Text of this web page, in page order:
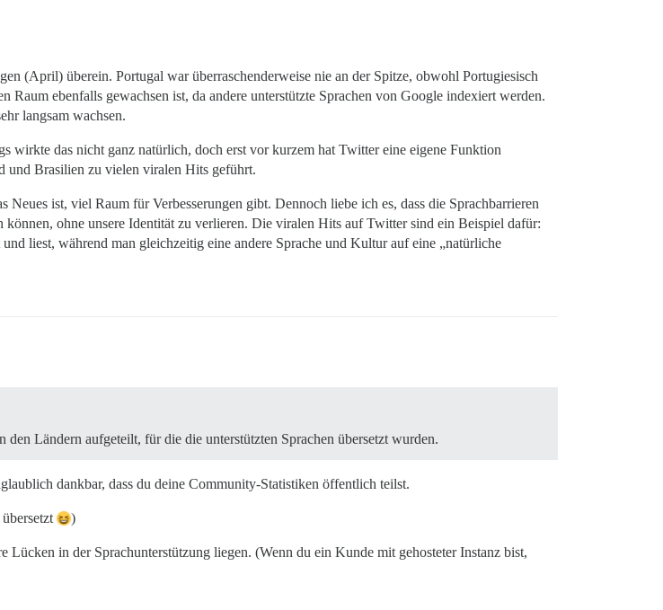
(April) überein. Portugal war überraschenderweise nie an der Spitze, obwohl Portugiesisch
Raum ebenfalls gewachsen ist, da andere unterstützte Sprachen von Google indexiert werden.
langsam wachsen.
wirkte das nicht ganz natürlich, doch erst vor kurzem hat Twitter eine eigene Funktion
und Brasilien zu vielen viralen Hits geführt.
ist, viel Raum für Verbesserungen gibt. Dennoch liebe ich es, dass die Sprachbarrieren
ohne unsere Identität zu verlieren. Die viralen Hits auf Twitter sind ein Beispiel dafür:
liest, während man gleichzeitig eine andere Sprache und Kultur auf eine „natürliche
Ländern aufgeteilt, für die die unterstützten Sprachen übersetzt wurden.
dankbar, dass du deine Community-Statistiken öffentlich teilst.
)
in der Sprachunterstützung liegen. (Wenn du ein Kunde mit gehosteter Instanz bist,